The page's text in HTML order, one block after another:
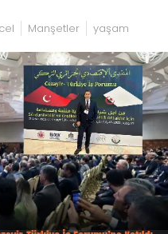
Manşetler yaşam